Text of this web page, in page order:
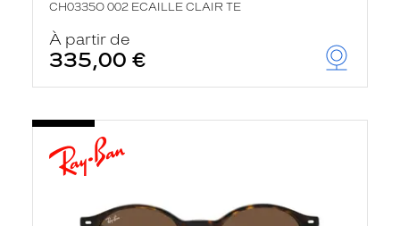
CH0335O 002 ECAILLE CLAIR TE
À partir de
335,00 €